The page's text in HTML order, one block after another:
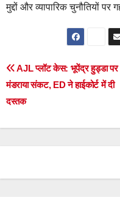
मुद्दों और व्यापारिक चुनौतियों पर
Post
navigation
AJL प्लॉट केस: भूपेंद्र हुड्डा पर
मंडराया संकट, ED ने हाईकोर्ट में दी
दस्तक